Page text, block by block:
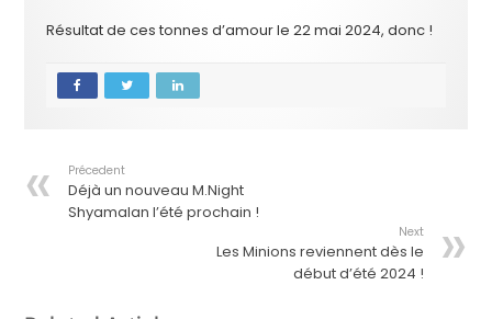
Résultat de ces tonnes d’amour le 22 mai 2024, donc !
Précedent
Déjà un nouveau M.Night
Shyamalan l’été prochain !
Next
Les Minions reviennent dès le
début d’été 2024 !